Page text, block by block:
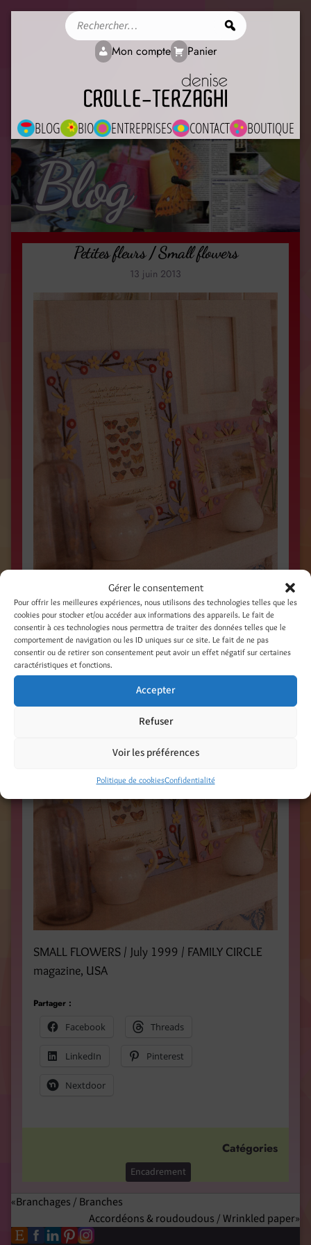
Gérer le consentement
Pour offrir les meilleures expériences, nous utilisons des technologies telles que les
cookies pour stocker et/ou accéder aux informations des appareils. Le fait de
consentir à ces technologies nous permettra de traiter des données telles que le
comportement de navigation ou les ID uniques sur ce site. Le fait de ne pas
consentir ou de retirer son consentement peut avoir un effet négatif sur certaines
caractéristiques et fonctions.
Accepter
Refuser
Voir les préférences
Politique de cookiesConfidentialité
BLOG BIO ENTREPRISES CONTACT BOUTIQUE
Mon compte Panier
Blog
Petites fleurs / Small flowers
13 juin 2013
PETITES FLEURS / Juillet 1999 / Magazine FAMILY
CIRCLE, USA /
SMALL FLOWERS / July 1999 / FAMILY CIRCLE
magazine, USA
Partager :
Facebook
Threads
LinkedIn Pinterest
Nextdoor
Catégories
Encadrement
Branchages / Branches
Accordéons & roudoudous / Wrinkled paper